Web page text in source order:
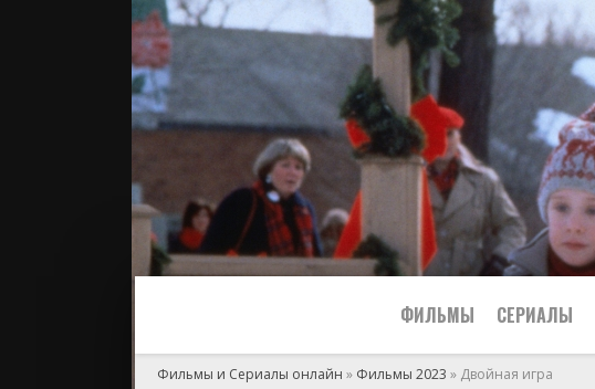
ФИЛЬМЫ СЕРИАЛЫ
Фильмы и Сериалы онлайн » Фильмы 2023 » Двойная игра